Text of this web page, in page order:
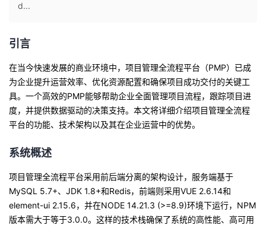
发
者
我
客
论
坛
的
圈
我
的
我
d...
引言
在当今快速发展的商业环境中，项目管理全流程平台（PMP）已成
为企业提升运营效率、优化资源配置和确保项目成功交付的关键工
具。一个高效的PMP能够帮助企业全面管理项目流程，跟踪项目进
度，并提供数据驱动的决策支持。本文将详细介绍项目管理全流程
平台的功能、技术架构以及其在企业运营中的优势。
系统概述
项目管理全流程平台采用前后端分离的架构设计，服务端基于
MySQL 5.7+、JDK 1.8+和Redis，前端则采用VUE 2.6.14和
element-ui 2.15.6，并在NODE 14.21.3 (>=8.9)环境下运行，NPM
版本需大于等于3.0.0。这样的技术栈确保了系统的高性能、高可用